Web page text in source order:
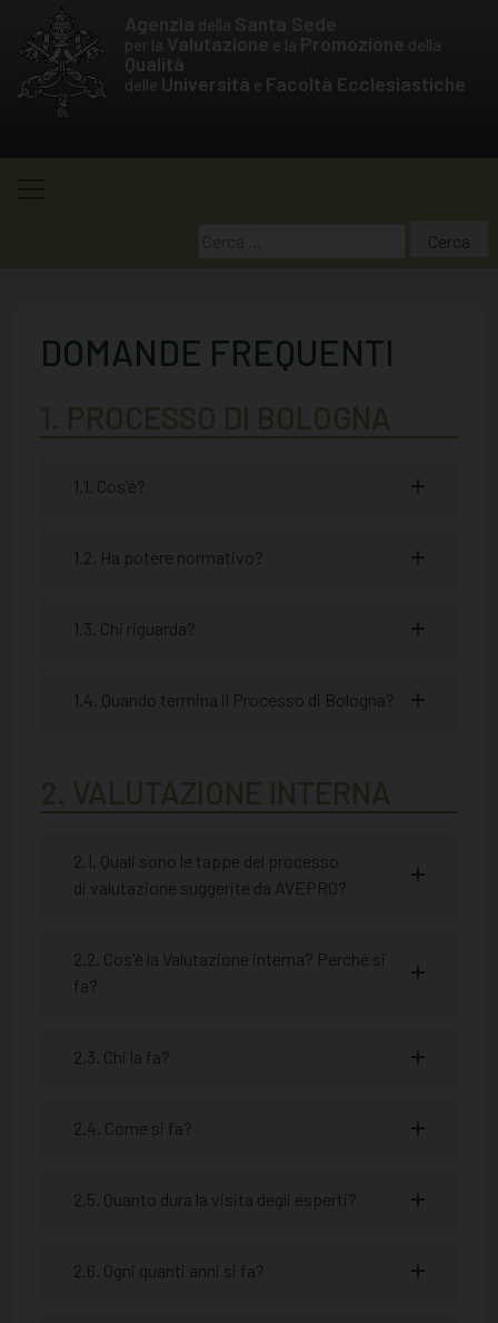
content
per la Valutazione e la Promozione della
Qualità
delle Università e Facoltà Ecclesiastiche
per:
DOMANDE FREQUENTI
1. PROCESSO DI BOLOGNA
1.1. Cos'è?
1.2. Ha potere normativo?
1.3. Chi riguarda?
1.4. Quando termina il Processo di Bologna?
2. VALUTAZIONE INTERNA
2.1. Quali sono le tappe del processo
di valutazione suggerite da AVEPRO?
2.2. Cos'è la Valutazione interna? Perché si
fa?
2.3. Chi la fa?
2.4. Come si fa?
2.5. Quanto dura la visita degli esperti?
2.6. Ogni quanti anni si fa?